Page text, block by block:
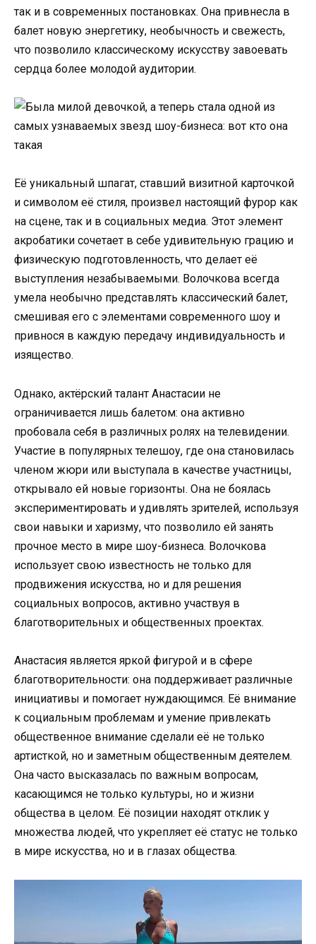
так и в современных постановках. Она привнесла в
балет новую энергетику, необычность и свежесть,
что позволило классическому искусству завоевать
сердца более молодой аудитории.
Её уникальный шпагат, ставший визитной карточкой
и символом её стиля, произвел настоящий фурор как
на сцене, так и в социальных медиа. Этот элемент
акробатики сочетает в себе удивительную грацию и
физическую подготовленность, что делает её
выступления незабываемыми. Волочкова всегда
умела необычно представлять классический балет,
смешивая его с элементами современного шоу и
привнося в каждую передачу индивидуальность и
изящество.
Однако, актёрский талант Анастасии не
ограничивается лишь балетом: она активно
пробовала себя в различных ролях на телевидении.
Участие в популярных телешоу, где она становилась
членом жюри или выступала в качестве участницы,
открывало ей новые горизонты. Она не боялась
экспериментировать и удивлять зрителей, используя
свои навыки и харизму, что позволило ей занять
прочное место в мире шоу-бизнеса. Волочкова
использует свою известность не только для
продвижения искусства, но и для решения
социальных вопросов, активно участвуя в
благотворительных и общественных проектах.
Анастасия является яркой фигурой и в сфере
благотворительности: она поддерживает различные
инициативы и помогает нуждающимся. Её внимание
к социальным проблемам и умение привлекать
общественное внимание сделали её не только
артисткой, но и заметным общественным деятелем.
Она часто высказалась по важным вопросам,
касающимся не только культуры, но и жизни
общества в целом. Её позиции находят отклик у
множества людей, что укрепляет её статус не только
в мире искусства, но и в глазах общества.